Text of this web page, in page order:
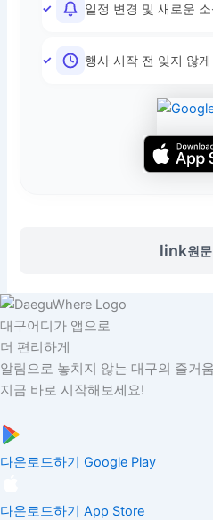
일정 변경 및 새로운
행사 시작 전 잊지 않
link원
대구어디가 앱으로
더 편리하게
알림으로 놓치지 않는 대구의 즐거움
지금 바로 시작해보세요!
다운로드하기 Google Play
다운로드하기 App Store